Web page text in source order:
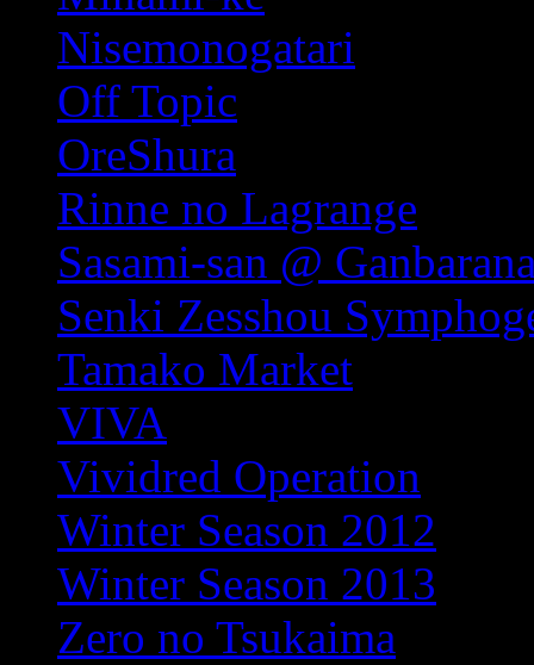
Nisemonogatari
Off Topic
OreShura
Rinne no Lagrange
Sasami-san @
Senki Zesshou
Tamako Market
VIVA
Vividred Operation
Winter Season 2012
Winter Season 2013
Zero no Tsukaima